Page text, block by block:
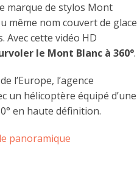
marque de stylos Mont
même nom couvert de glace
Avec cette vidéo HD
le Mont Blanc à 360°.
l’Europe, l’agence
un hélicoptère équipé d’une
en haute définition.
panoramique